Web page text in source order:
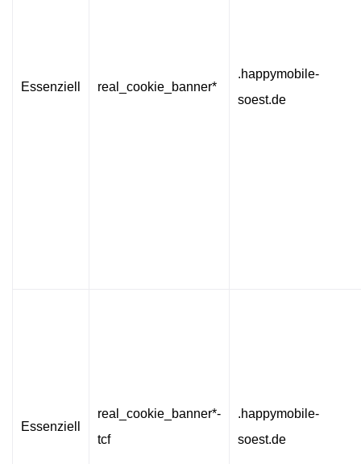
Essenziell real_cookie_banner*
.happymobile-
soest.de
Essenziell
real_cookie_banner*-
tcf
.happymobile-
soest.de